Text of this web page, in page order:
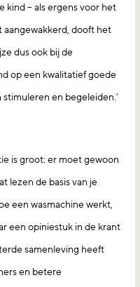
kind – als ergens voor het
dooft het
dus ook bij de
op een kwalitatief goede
en begeleiden.’
is groot: er moet gewoon
lezen de basis van je
een wasmachine werkt,
een opiniestuk in de krant
samenleving heeft
en betere